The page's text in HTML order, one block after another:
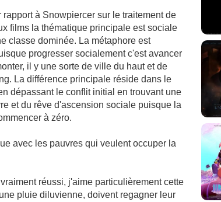
à Snowpiercer sur le traitement de
films la thématique principale est sociale
classe dominée. La métaphore est
progresser socialement c'est avancer
il y une sorte de ville du haut et de
La différence principale réside dans le
dépassant le conflit initial en trouvant une
et du rêve d'ascension sociale puisque la
à zéro.
avec les pauvres qui veulent occuper la
réussi, j'aime particulièrement cette
pluie diluvienne, doivent regagner leur